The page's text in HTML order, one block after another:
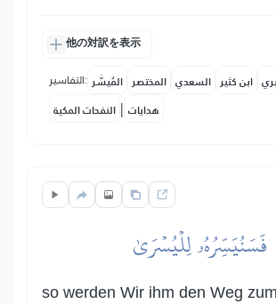
他の対訳を表示
التفاسير: المُيسَّر المختصر السعدي ابن كثير
النفحات المكية | هدايات
فَسَنُيَسِّرُهُۥ لِلۡيُسۡرَىٰ
so werden Wir ihm den Weg zum